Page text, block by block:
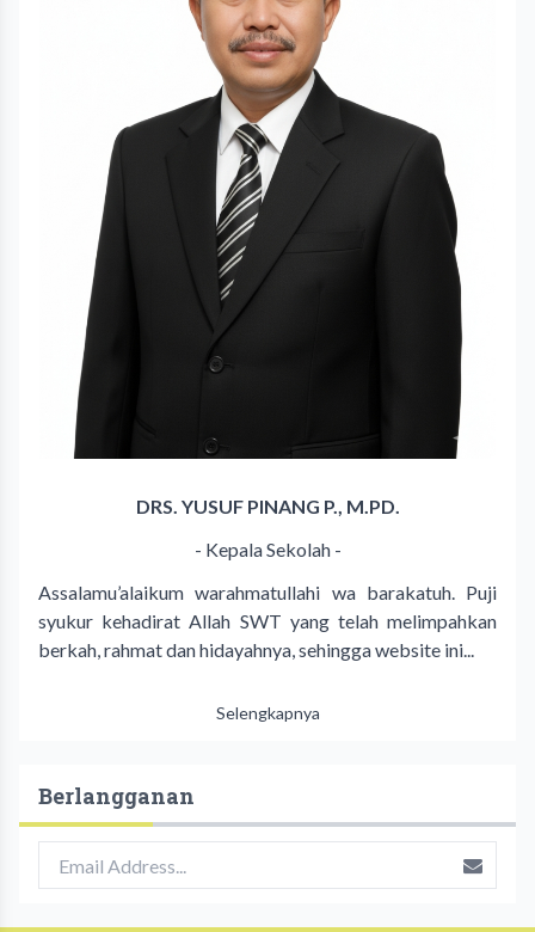
DRS. YUSUF PINANG P., M.PD.
- Kepala Sekolah -
Assalamu’alaikum warahmatullahi wa barakatuh. Puji
syukur kehadirat Allah SWT yang telah melimpahkan
berkah, rahmat dan hidayahnya, sehingga website ini...
Selengkapnya
Berlangganan